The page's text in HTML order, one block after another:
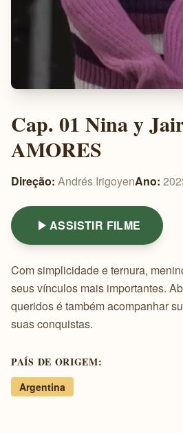
Cap. 01 Nina y
AMORES
Direção: Andrés IrigoyenAno:
ASSISTIR FILME
Com simplicidade e ternura,
seus vínculos mais importantes.
queridos é também acompanhar
suas conquistas.
PAÍS DE ORIGEM:
Argentina